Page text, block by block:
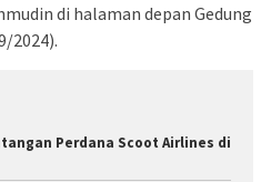
di halaman depan Gedung
2024).
Perdana Scoot Airlines di